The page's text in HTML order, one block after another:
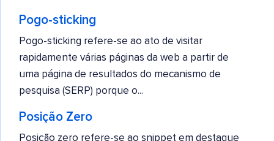
Pogo-sticking
Pogo-sticking refere-se ao ato de visitar
rapidamente várias páginas da web a partir de
uma página de resultados do mecanismo de
pesquisa (SERP) porque o...
Posição Zero
Posição zero refere-se ao snippet em destaque